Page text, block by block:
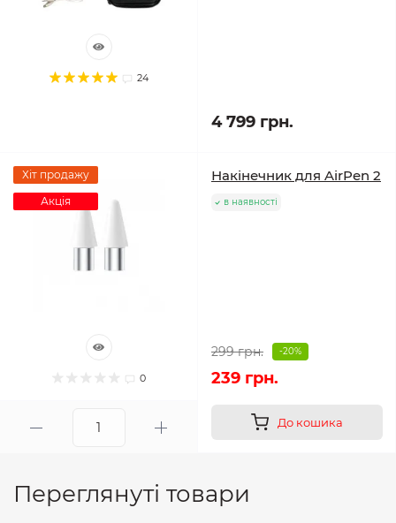
24
4 799 грн.
Хіт продажу
Акція
0
Накінечник для AirPen 2
в наявності
299 грн. -20%
239 грн.
До кошика
Переглянуті товари